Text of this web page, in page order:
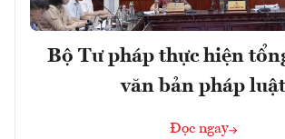
Bộ Tư pháp thực hiện
văn bản pháp luật
Đọc ngay